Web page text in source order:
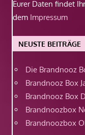
Eurer Daten findet
dem Impressum
NEUSTE BEITRÄGE
Die Brandnooz
Brandnooz Box
Brandnooz Box
Brandnoozbox
Brandnoozbox